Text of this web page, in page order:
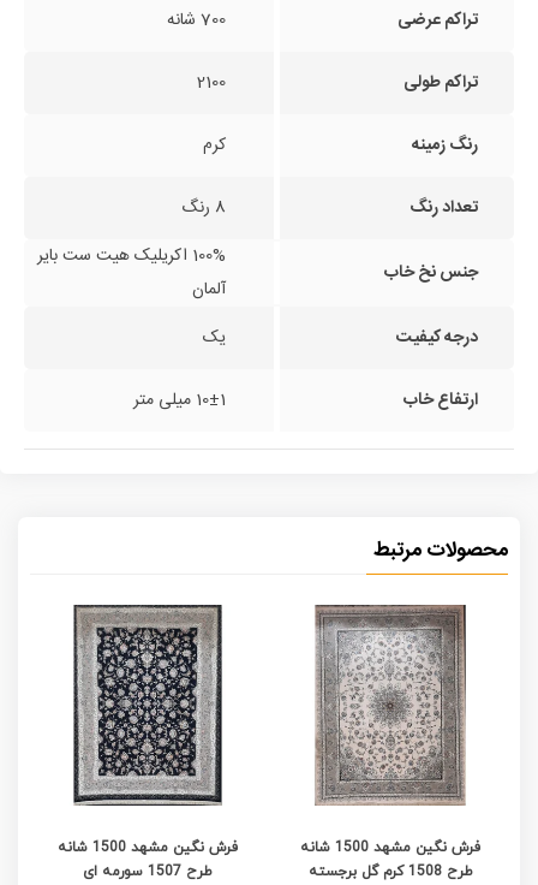
تراکم عرضی 700 شانه
تراکم طولی 2100
رنگ زمینه کرم
تعداد رنگ 8 رنگ
جنس نخ خاب
100% اکریلیک هیت ست بایر
آلمان
درجه کیفیت
یک
ارتفاع خاب 10±1 میلی متر
محصولات مرتبط
فرش نگین مشهد 1500 شانه
طرح 1508 کرم گل برجسته
فرش نگین مشهد 1500 شانه
طرح 1507 سورمه ای